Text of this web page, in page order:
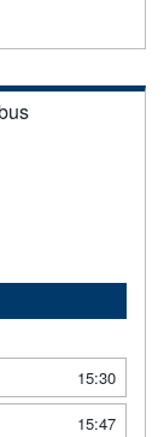
15:30
15:47